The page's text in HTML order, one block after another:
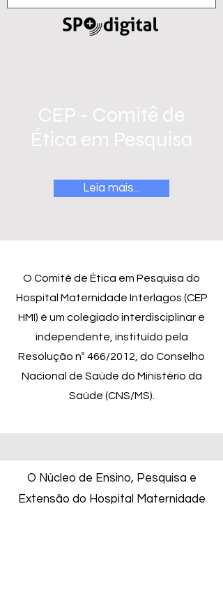
CEP - Comitê de
Ética em Pesquisa
Leia mais...
O Comitê de Ética em Pesquisa do
Hospital Maternidade Interlagos (CEP
HMI) é um colegiado interdisciplinar e
independente, instituído pela
Resolução nº 466/2012, do Conselho
Nacional de Saúde do Ministério da
Saúde (CNS/MS).
O Núcleo de Ensino, Pesquisa e
Extensão do Hospital Maternidade